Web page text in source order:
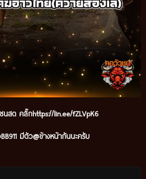
ชนสด คลิ๊กhttps://lin.ee/fZLVpK6
มีตัว@ข้างหน้ากันนะครับ